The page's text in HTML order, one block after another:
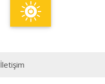
İletişim